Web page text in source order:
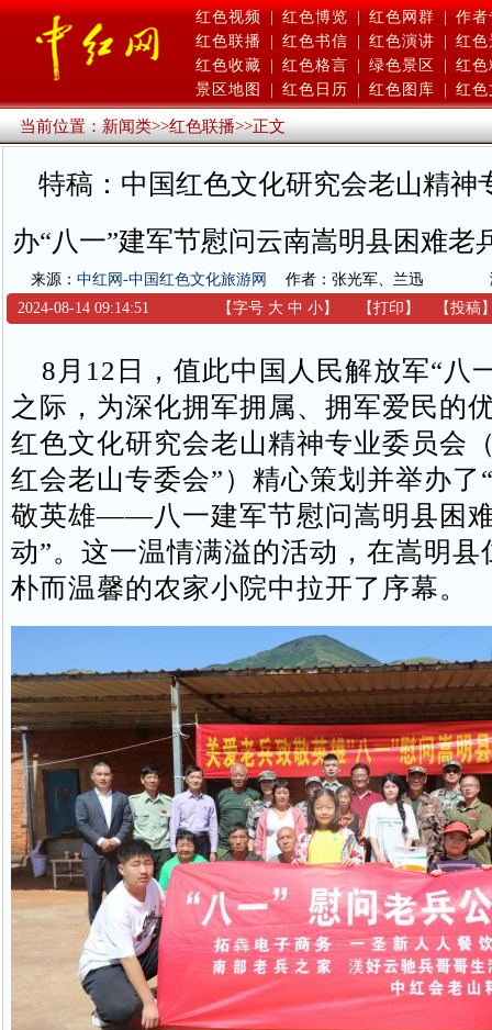
红色视频 | 红色博览 | 红色网群 | 作者
红色联播
红色书信 红色演讲
红色
红色收藏
红色格言 绿色景区
红色
景区地图
红色日历 红色图库 红色
当前位置：新闻类>>红色联播>>正文
特稿：中国红色文化研究会老山精神
办“八一”建军节慰问云南嵩明县困难老
来源： 中红网-中国红色文化旅游网 作者：张光军、兰迅
2024-08-14 09:14:51
【字号 大 中 小】 【打印 】 【投稿
8月12日，值此中国人民解放军“八
之际，为深化拥军拥属、拥军爱民的
红色文化研究会老山精神专业委员会
红会老山专委会”）精心策划并举办了
敬英雄——八一建军节慰问嵩明县困
动”。这一温情满溢的活动，在嵩明县
朴而温馨的农家小院中拉开了序幕。